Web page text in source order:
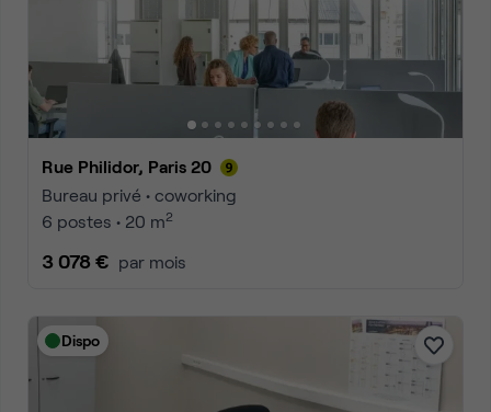
Rue Philidor, Paris 20
Bureau privé • coworking
6 postes • 20 m2
3 078 € par mois
Dispo